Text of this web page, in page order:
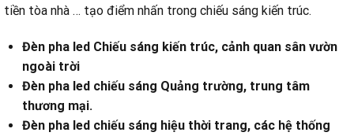
tiền tòa nhà … tạo điểm nhấn trong chiếu sáng kiến trúc.
Đèn pha led Chiếu sáng kiến trúc, cảnh quan sân vườn
ngoài trời
Đèn pha led chiếu sáng Quảng trường, trung tâm
thương mại.
Đèn pha led chiếu sáng hiệu thời trang, các hệ thống